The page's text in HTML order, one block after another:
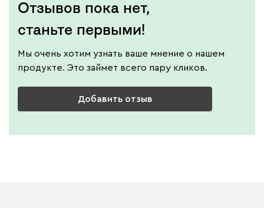
Отзывов пока нет,
станьте первыми!
Мы очень хотим узнать ваше мнение о нашем
продукте. Это займет всего пару кликов.
Добавить отзыв